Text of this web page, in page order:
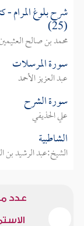
شرح بلوغ المرام -
(25)
محمد بن صالح
سورة المرسلات
عبد العزيز الأحمد
سورة الشرح
علي الحذيفي
الشاطبية
الشيخ:عبد الرشيد
عدد